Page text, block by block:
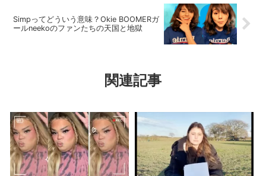
Simpってどういう意味？Okie BOOMERガ
ールneekoのファンたちの天国と地獄
関連記事